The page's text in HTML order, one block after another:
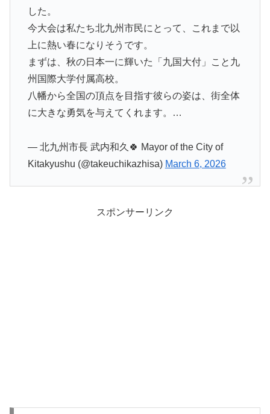
した。
今大会は私たち北九州市民にとって、これまで以
上に熱い春になりそうです。
まずは、秋の日本一に輝いた「九国大付」こと九
州国際大学付属高校。
八幡から全国の頂点を目指す彼らの姿は、街全体
に大きな勇気を与えてくれます。…
— 北九州市長 武内和久🍀 Mayor of the City of
Kitakyushu (@takeuchikazhisa) March 6, 2026
スポンサーリンク